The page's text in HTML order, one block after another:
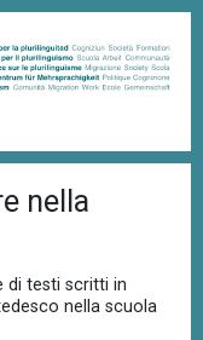
nella
di testi scritti in
nella scuola